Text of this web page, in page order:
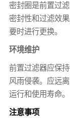
密封圈是前置过
密封性和过滤效
要时进行更换。
环境维护
前置过滤器应保
风雨侵袭。应远
运行和使用寿命。
注意事项